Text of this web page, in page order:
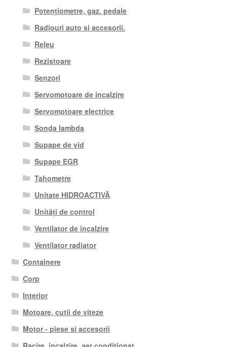
Potențiometre, gaz. pedale
Radiouri auto si accesorii.
Releu
Rezistoare
Senzori
Servomotoare de incalzire
Servomotoare electrice
Sonda lambda
Supape de vid
Supape EGR
Tahometre
Unitate HIDROACTIVĂ
Unități de control
Ventilator de incalzire
Ventilator radiator
Containere
Corp
Interior
Motoare, cutii de viteze
Motor - piese si accesorii